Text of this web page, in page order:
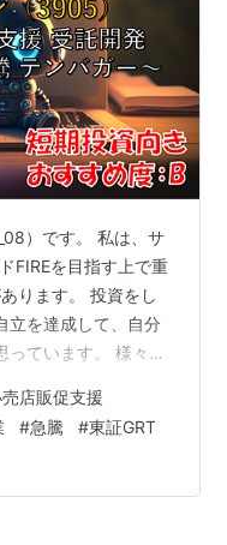
）です。 私は、サ
FIREを目指す上で重
ります。 投資をし
立を達成して、自分
っています。 様々な
分析することは非
をされる方の必需品
す。 お持ちでない
とをお勧めします。
店販促支援
#急騰 #東証GRT